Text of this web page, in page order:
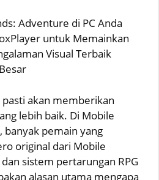
Adventure di PC Anda
untuk Memainkan
Visual Terbaik
akan memberikan
lebih baik. Di Mobile
banyak pemain yang
original dari Mobile
sistem pertarungan RPG
alasan utama mengapa